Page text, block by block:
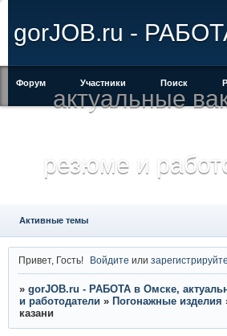
gorJOB.ru -
актуальные
резюме и
Форум Участники Поиск
Активные темы
Привет, Гость! Войдите или
» gorJOB.ru - РАБОТА в Омске,
и работодатели » Погонажные изделия
казани